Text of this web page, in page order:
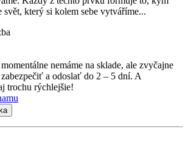
svět, který si kolem sebe vytváříme...
nemáme na sklade, ale zvyčajne
a odoslať do 2 – 5 dní. A
trochu rýchlejšie!